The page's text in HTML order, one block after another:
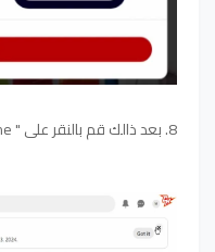
8. بعد ذالك قم بالنقر على " Done" كما يظهر في الصورة: